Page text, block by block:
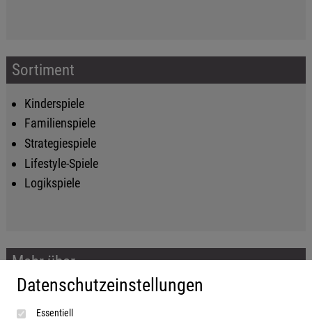
Sortiment
Kinderspiele
Familienspiele
Strategiespiele
Lifestyle-Spiele
Logikspiele
Mehr über...
Impressum
AGB
Datenschutzeinstellungen
Essentiell